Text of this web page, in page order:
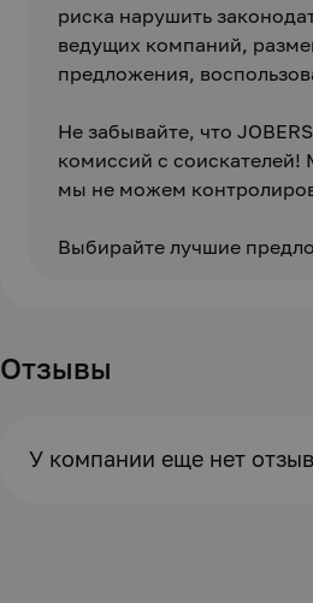
риска нарушить
ведущих компаний,
предложения,
Не забывайте, что
комиссий с
мы не можем
Выбирайте лучшие
Отзывы
У компании еще нет